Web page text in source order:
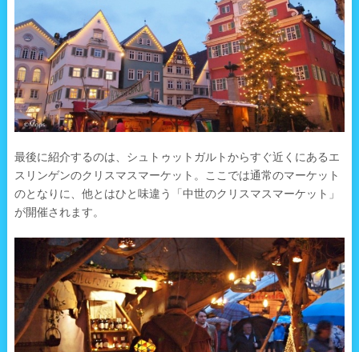
最後に紹介するのは、シュトゥットガルトからすぐ近くにあるエ
スリンゲンのクリスマスマーケット。ここでは通常のマーケット
のとなりに、他とはひと味違う「中世のクリスマスマーケット」
が開催されます。